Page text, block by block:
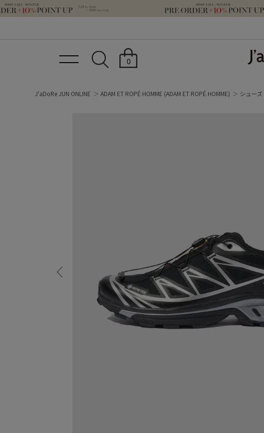
0
J'aDoRe JUN ONLINE ADAM ET ROPÉ HOMME (ADAM ET ROPÉ HOMME) シューズ